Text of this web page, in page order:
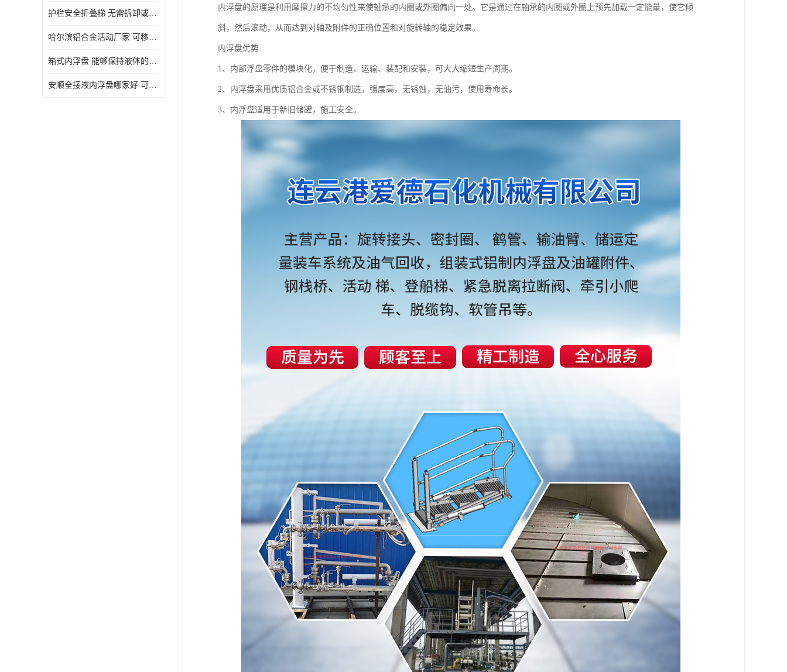
护栏安全折叠梯 无需拆卸或重新安装 占用空间小
哈尔滨铝合金活动厂家 可移动性和安全性较高 占用空间小
箱式内浮盘 能够保持液体的密闭状态 适用于多种液体储存和运输
安顺全接液内浮盘哪家好 可以自动上下浮动 密封性能好
内浮盘的原理是利用摩擦力的不均匀性来使轴承的内圈或外圈偏向一处。它是通过在轴承的内圈或外圈上预先加载一定能量，使它倾
斜，然后滚动，从而达到对轴及附件的正确位置和对旋转轴的稳定效果。
内浮盘优势
1、内部浮盘零件的模块化，便于制造、运输、装配和安装，可大大缩短生产周期。
2、内浮盘采用优质铝合金或不锈钢制造，强度高，无锈蚀，无油污，使用寿命长。
3、内浮盘适用于新旧储罐，施工安全。